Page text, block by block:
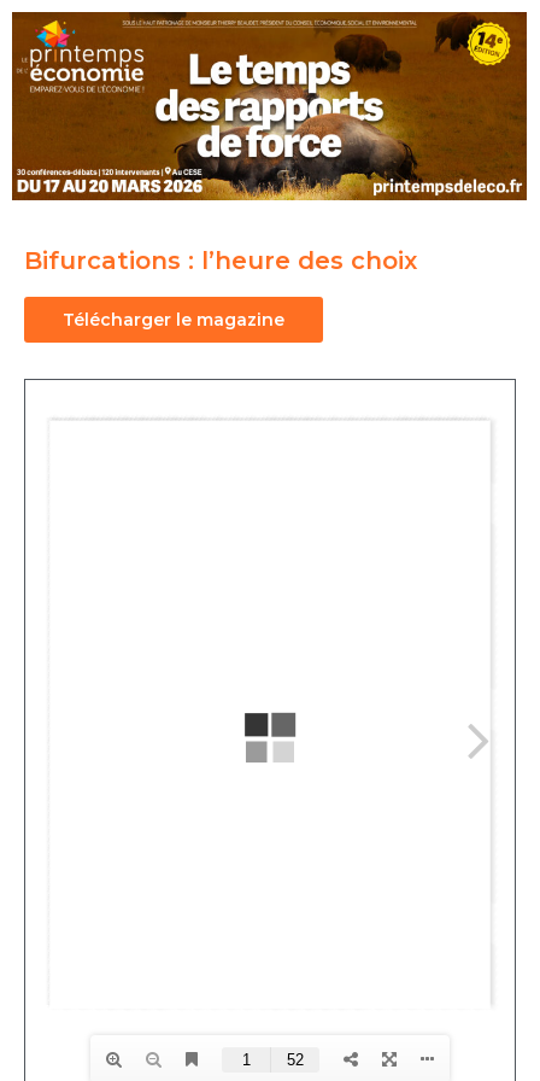
Bifurcations : l’heure des choix
Télécharger le magazine